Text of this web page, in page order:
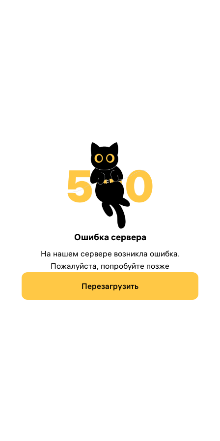
Ошибка сервера
На нашем сервере возникла ошибка.
Пожалуйста, попробуйте позже
Перезагрузить